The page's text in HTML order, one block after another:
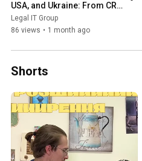
USA, and Ukraine: From CRA
to Sector-Specific
Regulations
Legal IT Group
86 views • 1 month ago
Shorts